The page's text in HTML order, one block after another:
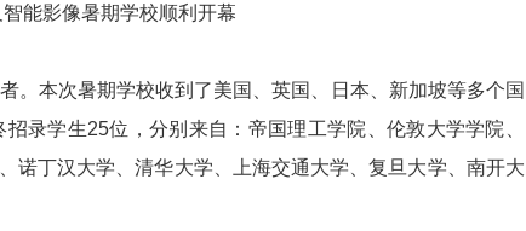
能影像暑期学校顺利开幕
。本次暑期学校收到了美国、英国、日本、新加坡等多个国
录学生25位，分别来自：帝国理工学院、伦敦大学学院、
诺丁汉大学、清华大学、上海交通大学、复旦大学、南开大